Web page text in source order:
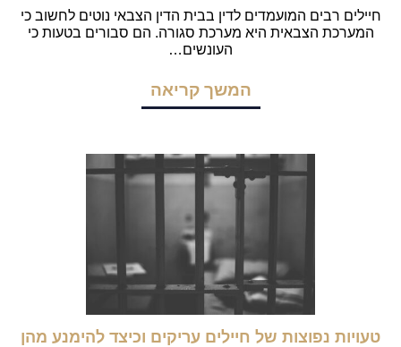
חיילים רבים המועמדים לדין בבית הדין הצבאי נוטים לחשוב כי
המערכת הצבאית היא מערכת סגורה. הם סבורים בטעות כי
העונשים…
המשך קריאה
טעויות נפוצות של חיילים עריקים וכיצד להימנע מהן